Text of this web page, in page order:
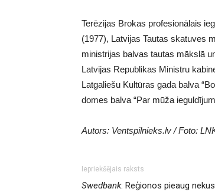
Terēzijas Brokas profesionālais
(1977), Latvijas Tautas skatuves
ministrijas balvas tautas mākslā
Latvijas Republikas Ministru
Latgaliešu Kultūras gada balva
domes balva “Par mūža
Autors: Ventspilnieks.lv / Foto:
Iepriekšējais raksts
Swedbank: Reģionos pieaug